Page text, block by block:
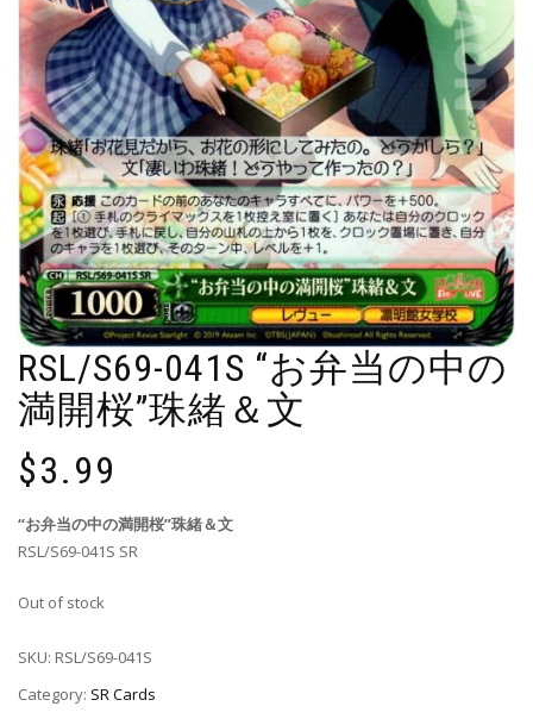
RSL/S69-041S “お弁当の中の
満開桜”珠緒＆文
$3.99
“お弁当の中の満開桜”珠緒＆文
RSL/S69-041S SR
Out of stock
SKU: RSL/S69-041S
Category: SR Cards